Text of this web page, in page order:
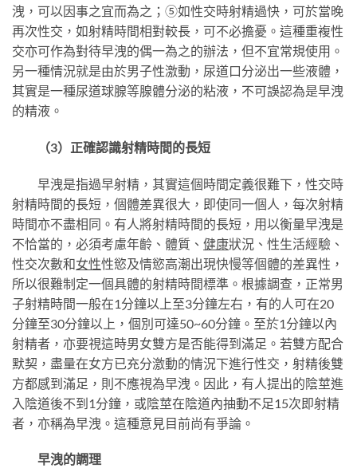
洩，可以因事之宜而為之；⑤如性交時射精過快，可於當晚
再次性交，如射精時間相對較長，可不必擔憂。這種重複性
交亦可作為對待早洩的偶一為之的辦法，但不宜常規使用。
另一種情況就是由於男子性激動，尿道口分泌出一些液體，
其實是一種尿道球腺等腺體分泌的粘液，不可誤認為是早洩
的精液。
（3）正確認識射精時間的長短
早洩是指過早射精，其實這個時間定義很難下，性交時
射精時間的長短，個體差異很大，即使同一個人，每次射精
時間亦不盡相同。有人將射精時間的長短，用以衡量早洩是
不恰當的，必須考慮年齡、體質、 健康狀況、性生活經驗、
性交次數和女性性慾及情慾高潮出現快慢等個體的差異性，
所以很難制定一個具體的射精時間標準。根據調查，正常男
子射精時間一般在1分鐘以上至3分鐘左右，有的人可在20
分鐘至30分鐘以上，個別可達50~60分鐘。至於1分鐘以內
射精者，亦要視這時男女雙方是否能得到滿足。若雙方配合
默契，盡量在女方已充分激動的情況下進行性交，射精後雙
方都感到滿足，則不應視為早洩。因此，有人提出的陰莖進
入陰道後不到1分鐘，或陰莖在陰道內抽動不足15次即射精
者，亦稱為早洩。這種意見目前尚有爭論。
早洩的調理